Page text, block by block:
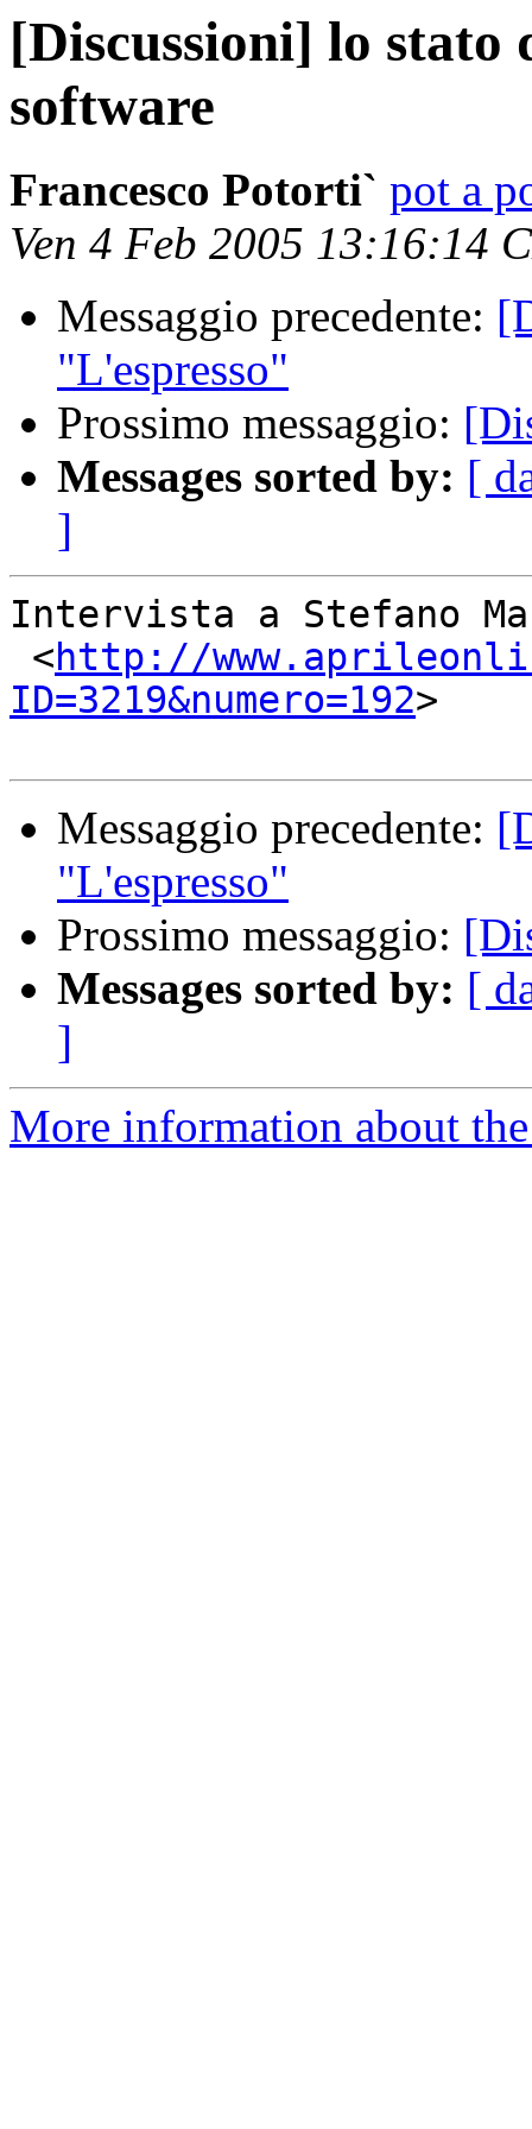
[Discussioni] lo stato
software
Francesco Potorti` pot a
Ven 4 Feb 2005 13:16:14
Messaggio precedente:
"L'espresso"
Prossimo messaggio:
Messages sorted by: [
]
Intervista a Stefano
<http://
ID=3219&numero=192>
Messaggio precedente:
"L'espresso"
Prossimo messaggio:
Messages sorted by: [
]
More information about